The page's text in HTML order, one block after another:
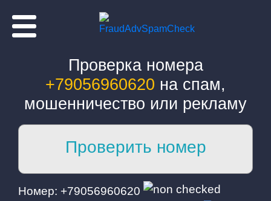
Проверка номера
+79056960620 на спам,
мошенничество или рекламу
Проверить номер
Номер: +79056960620